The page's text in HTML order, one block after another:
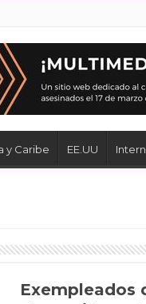
y Caribe EE.UU
Exempleados